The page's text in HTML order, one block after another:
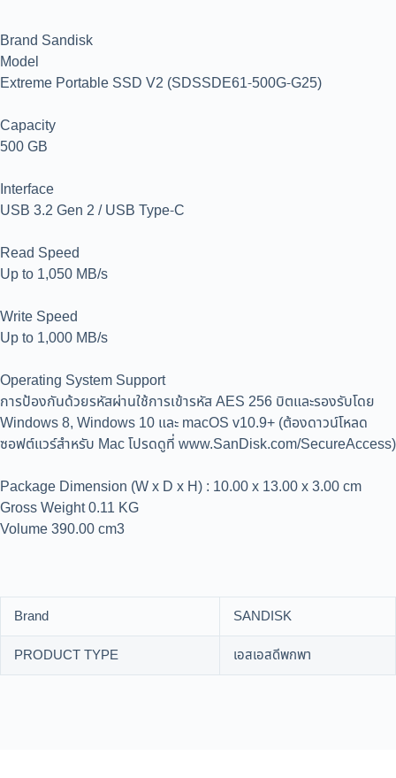
Brand Sandisk
Model
Extreme Portable SSD V2 (SDSSDE61-500G-G25)
Capacity
500 GB
Interface
USB 3.2 Gen 2 / USB Type-C
Read Speed
Up to 1,050 MB/s
Write Speed
Up to 1,000 MB/s
Operating System Support
การป้องกันด้วยรหัสผ่านใช้การเข้ารหัส AES 256 บิตและรองรับโดย
Windows 8, Windows 10 และ macOS v10.9+ (ต้องดาวน์โหลด
ซอฟต์แวร์สำหรับ Mac โปรดดูที่ www.SanDisk.com/SecureAccess)
Package Dimension (W x D x H) : 10.00 x 13.00 x 3.00 cm
Gross Weight 0.11 KG
Volume 390.00 cm3
Brand
SANDISK
PRODUCT TYPE
เอสเอสดีพกพา